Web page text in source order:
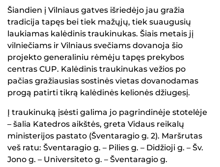
Šiandien į Vilniaus gatves išriedėjo jau gražia
tradicija tapęs bei tiek mažųjų, tiek suaugusių
laukiamas kalėdinis traukinukas. Šiais metais jį
vilniečiams ir Vilniaus svečiams dovanoja šio
projekto generaliniu rėmėju tapęs prekybos
centras CUP. Kalėdinis traukinukas vežios po
pačias gražiausias sostinės vietas dovanodamas
progą patirti tikrą kalėdinės kelionės džiugesį.
Į traukinuką įsėsti galima jo pagrindinėje stotelėje
– šalia Katedros aikštės, greta Vidaus reikalų
ministerijos pastato (Šventaragio g. 2). Maršrutas
veš ratu: Šventaragio g. – Pilies g. – Didžioji g. – Šv.
Jono g. – Universiteto g. – Šventaragio g.